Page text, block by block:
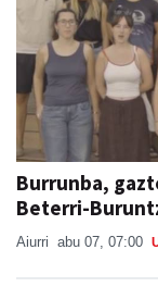
Burrunba,
Beterri-
Aiurri abu 07, 07:00